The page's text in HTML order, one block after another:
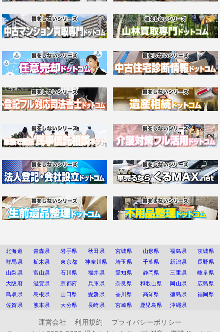
北海道 青森県 岩手県 秋田県 宮城県 山形県 福島県
茨城県
群馬県
栃木県 東京都 神奈川県 埼玉県 千葉県 新潟県
長野県
山梨県
富山県 石川県 福井県 愛知県 静岡県 三重県
岐阜県
大阪府
滋賀県 京都府 兵庫県 奈良県 和歌山県 岡山県
広島県
鳥取県
島根県 山口県 愛媛県 香川県 高知県 徳島県
福岡県
佐賀県
熊本県 大分県 長崎県 宮崎県 鹿児島県 沖縄県
運営会社 利用規約
プライバシーポリシー